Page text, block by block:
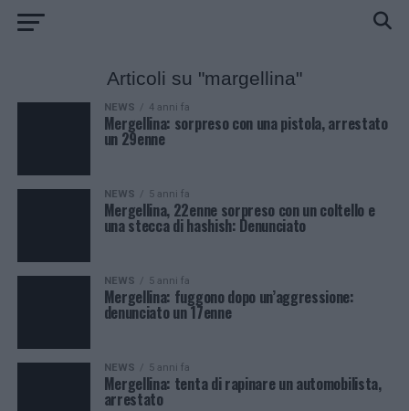
Articoli su "margellina"
NEWS 4 anni fa
Mergellina: sorpreso con una pistola, arrestato
un 29enne
NEWS 5 anni fa
Mergellina, 22enne sorpreso con un coltello e
una stecca di hashish: Denunciato
NEWS 5 anni fa
Mergellina: fuggono dopo un’aggressione:
denunciato un 17enne
NEWS 5 anni fa
Mergellina: tenta di rapinare un automobilista,
arrestato